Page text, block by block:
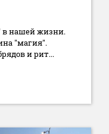
в нашей жизни.
"магия".
и рит...